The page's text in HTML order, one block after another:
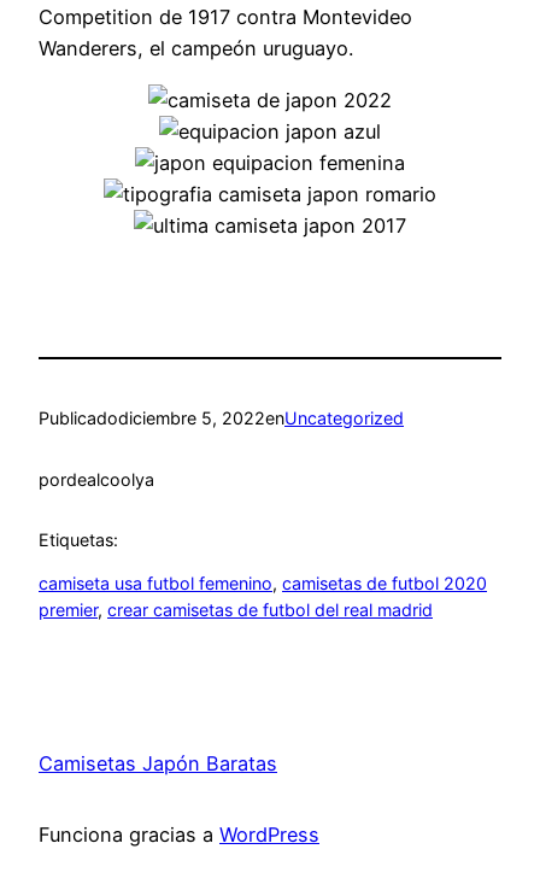
Competition de 1917 contra Montevideo
Wanderers, el campeón uruguayo.
Publicadodiciembre 5, 2022enUncategorized
pordealcoolya
Etiquetas:
camiseta usa futbol femenino, camisetas de futbol 2020
premier, crear camisetas de futbol del real madrid
Camisetas Japón Baratas
Funciona gracias a WordPress